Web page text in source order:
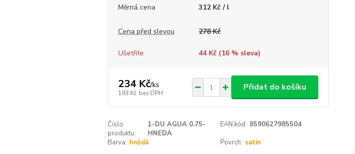
Měrná cena
312 Kč / l
Cena před slevou 278 Kč
Ušetříte 44 Kč (16% sleva)
234 Kč/ks
193 Kč bez DPH
Přidat do košíku
Číslo
produktu:
1-DU AGUA 0.75-
HNEDA
EAN kód: 8590627985504
Barva: hnědá Povrch: satin